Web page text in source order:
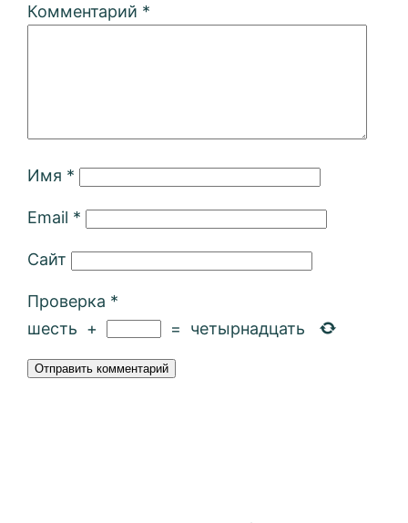
Комментарий *
Имя *
Email *
Сайт
Проверка *
шесть + = четырнадцать